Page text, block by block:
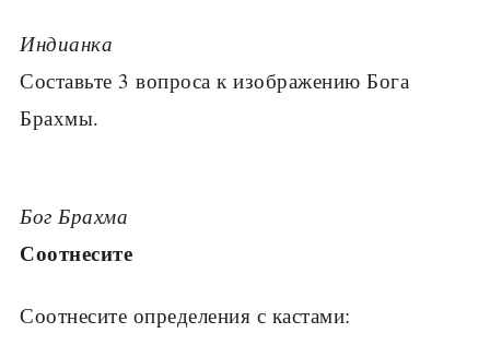
Индианка
Составьте 3 вопроса к изображению Бога
Брахмы.
Бог Брахма
Соотнесите
Соотнесите определения с кастами: